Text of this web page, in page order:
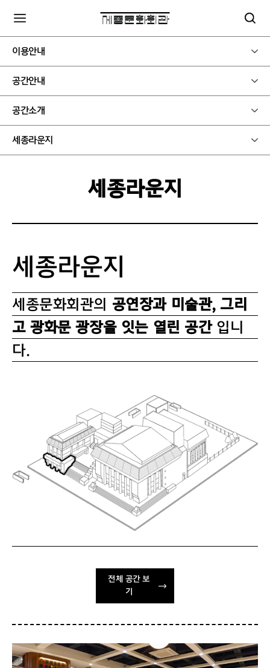
이용안내
공간안내
공간소개
세종라운지
세종라운지
세종라운지
세종문화회관의 공연장과 미술관, 그리
고 광화문 광장을 잇는 열린 공간 입니
다.
전체 공간 보
기